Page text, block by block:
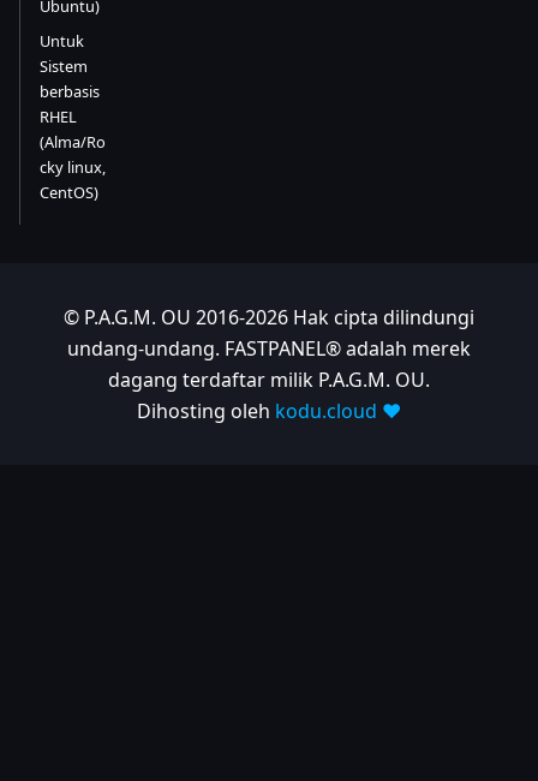
Ubuntu)
Untuk
Sistem
berbasis
RHEL
(Alma/Ro
cky linux,
CentOS)
© P.A.G.M. OU 2016-2026 Hak cipta dilindungi
undang-undang. FASTPANEL® adalah merek
dagang terdaftar milik P.A.G.M. OU.
Dihosting oleh kodu.cloud ❤️